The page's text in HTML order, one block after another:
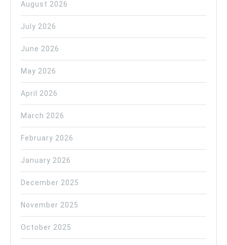
August 2026
July 2026
June 2026
May 2026
April 2026
March 2026
February 2026
January 2026
December 2025
November 2025
October 2025